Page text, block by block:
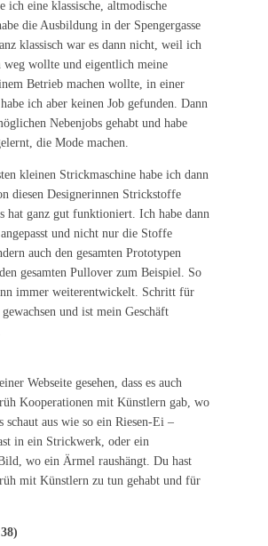
ich eine klassische, altmodische
die Ausbildung in der Spengergasse
klassisch war es dann nicht, weil ich
weg wollte und eigentlich meine
Betrieb machen wollte, in einer
ich aber keinen Job gefunden. Dann
Nebenjobs gehabt und habe
die Mode machen.
kleinen Strickmaschine habe ich dann
diesen Designerinnen Strickstoffe
hat ganz gut funktioniert. Ich habe dann
und nicht nur die Stoffe
auch den gesamten Prototypen
gesamten Pullover zum Beispiel. So
immer weiterentwickelt. Schritt für
und ist mein Geschäft
Webseite gesehen, dass es auch
Kooperationen mit Künstlern gab, wo
schaut aus wie so ein Riesen-Ei –
in ein Strickwerk, oder ein
wo ein Ärmel raushängt. Du hast
mit Künstlern zu tun gehabt und für